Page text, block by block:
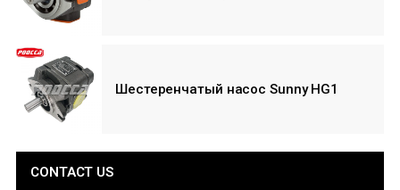
Шестеренчатый насос Sunny HG1
CONTACT US